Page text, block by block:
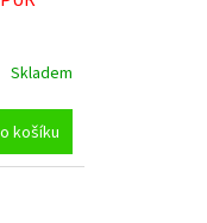
Skladem
košíku